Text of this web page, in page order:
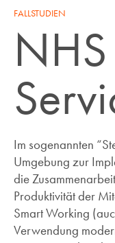
FALLSTUDIEN
NHS
Im sogenannten
Umgebung zur
die
Produktivität der
Smart Working
Verwendung